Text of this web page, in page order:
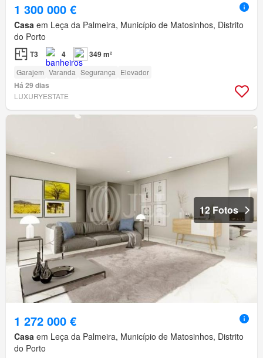
1 300 000 €
Casa em Leça da Palmeira, Município de Matosinhos, Distrito
do Porto
T3 4 349 m²
Garajem Varanda Segurança Elevador
Há 29 dias
LUXURYESTATE
12 Fotos
1 272 000 €
Casa em Leça da Palmeira, Município de Matosinhos, Distrito
do Porto